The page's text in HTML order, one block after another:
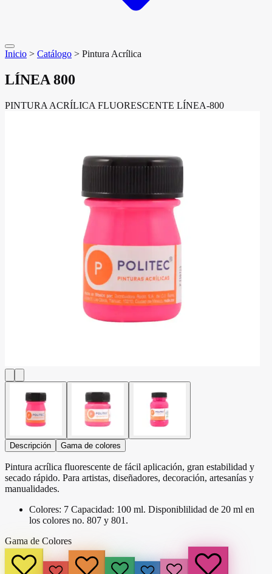
Inicio > Catálogo > Pintura Acrílica
LÍNEA 800
PINTURA ACRÍLICA FLUORESCENTE LÍNEA-800
Descripción Gama de colores
Pintura acrílica fluorescente de fácil aplicación, gran estabilidad y
secado rápido. Para artistas, diseñadores, decoración, artesanías y
manualidades.
Colores: 7 Capacidad: 100 ml. Disponiblilidad de 20 ml en
los colores no. 807 y 801.
Gama de Colores